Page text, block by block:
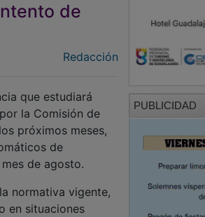
de
Redacción
que estudiará
la Comisión de
próximos meses,
de
de agosto.
normativa vigente,
en situaciones
PUBLICIDAD